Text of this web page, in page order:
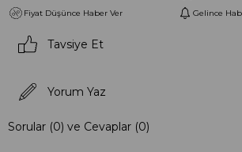
Fiyat Düşünce Haber Ver
Gelince
Tavsiye Et
Yorum Yaz
Sorular (0) ve Cevaplar (0)